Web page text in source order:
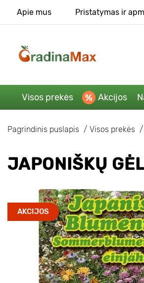
Apie mus Pristatymas ir
Visos prekės Akcijos
Pagrindinis puslapis Visos prekės
JAPONIŠKŲ
AKCIJOS